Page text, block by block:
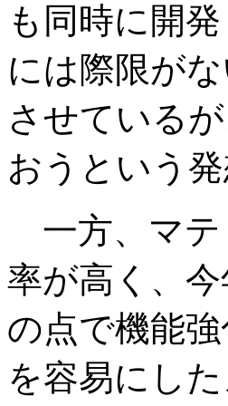
も同時に開
には際限が
させている
おうという
一方、マテ
率が高く、
の点で機能
を容易にし